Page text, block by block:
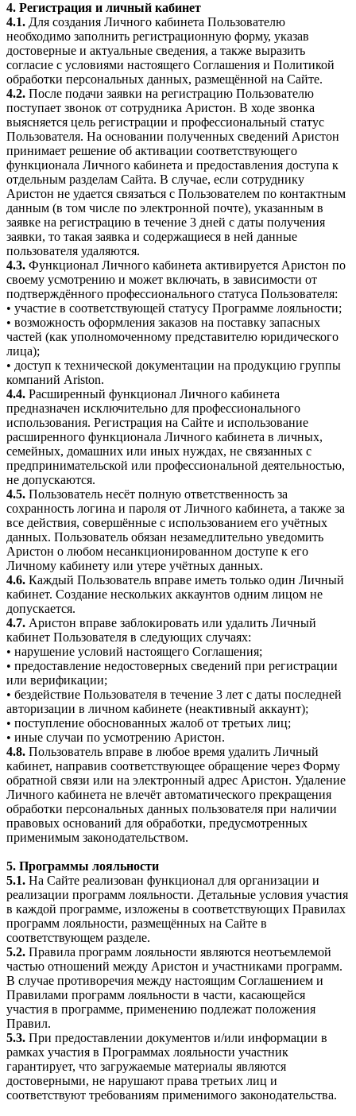
4. Регистрация и личный кабинет
4.1. Для создания Личного кабинета Пользователю
необходимо заполнить регистрационную форму, указав
достоверные и актуальные сведения, а также выразить
согласие с условиями настоящего Соглашения и Политикой
обработки персональных данных, размещённой на Сайте.
4.2. После подачи заявки на регистрацию Пользователю
поступает звонок от сотрудника Аристон. В ходе звонка
выясняется цель регистрации и профессиональный статус
Пользователя. На основании полученных сведений Аристон
принимает решение об активации соответствующего
функционала Личного кабинета и предоставления доступа к
отдельным разделам Сайта. В случае, если сотруднику
Аристон не удается связаться с Пользователем по контактным
данным (в том числе по электронной почте), указанным в
заявке на регистрацию в течение 3 дней с даты получения
заявки, то такая заявка и содержащиеся в ней данные
пользователя удаляются.
4.3. Функционал Личного кабинета активируется Аристон по
своему усмотрению и может включать, в зависимости от
подтверждённого профессионального статуса Пользователя:
• участие в соответствующей статусу Программе лояльности;
• возможность оформления заказов на поставку запасных
частей (как уполномоченному представителю юридического
лица);
• доступ к технической документации на продукцию группы
компаний Ariston.
4.4. Расширенный функционал Личного кабинета
предназначен исключительно для профессионального
использования. Регистрация на Сайте и использование
расширенного функционала Личного кабинета в личных,
семейных, домашних или иных нуждах, не связанных с
предпринимательской или профессиональной деятельностью,
не допускаются.
4.5. Пользователь несёт полную ответственность за
сохранность логина и пароля от Личного кабинета, а также за
все действия, совершённые с использованием его учётных
данных. Пользователь обязан незамедлительно уведомить
Аристон о любом несанкционированном доступе к его
Личному кабинету или утере учётных данных.
4.6. Каждый Пользователь вправе иметь только один Личный
кабинет. Создание нескольких аккаунтов одним лицом не
допускается.
4.7. Аристон вправе заблокировать или удалить Личный
кабинет Пользователя в следующих случаях:
• нарушение условий настоящего Соглашения;
• предоставление недостоверных сведений при регистрации
или верификации;
• бездействие Пользователя в течение 3 лет с даты последней
авторизации в личном кабинете (неактивный аккаунт);
• поступление обоснованных жалоб от третьих лиц;
• иные случаи по усмотрению Аристон.
4.8. Пользователь вправе в любое время удалить Личный
кабинет, направив соответствующее обращение через Форму
обратной связи или на электронный адрес Аристон. Удаление
Личного кабинета не влечёт автоматического прекращения
обработки персональных данных пользователя при наличии
правовых оснований для обработки, предусмотренных
применимым законодательством.
5. Программы лояльности
5.1. На Сайте реализован функционал для организации и
реализации программ лояльности. Детальные условия участия
в каждой программе, изложены в соответствующих Правилах
программ лояльности, размещённых на Сайте в
соответствующем разделе.
5.2. Правила программ лояльности являются неотъемлемой
частью отношений между Аристон и участниками программ.
В случае противоречия между настоящим Соглашением и
Правилами программ лояльности в части, касающейся
участия в программе, применению подлежат положения
Правил.
5.3. При предоставлении документов и/или информации в
рамках участия в Программах лояльности участник
гарантирует, что загружаемые материалы являются
достоверными, не нарушают права третьих лиц и
соответствуют требованиям применимого законодательства.